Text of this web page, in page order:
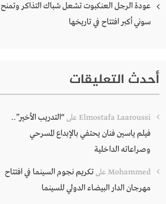
عودة الرجل العنكبوت تشعل شباك التذاكر وتمنح
سوني أكبر افتتاح في تاريخها
أحدث التعليقات
Elmostafa Laaroussi على“التدريب الأخير”..
فيلم ياسين فنان يحتفي بالإبداع المسرحي
وصراعاته الداخلية
Mohammed علىتكريم نجوم السينما في افتتاح
مهرجان الدار البيضاء الدولي للسينما